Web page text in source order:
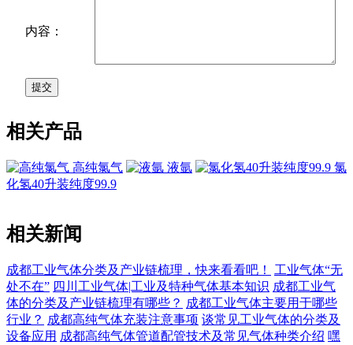
内容：
相关产品
高纯氯气 液氩
氯
化氢40升装纯度99.9
相关新闻
成都工业气体分类及产业链梳理，快来看看吧！
工业气体“无
处不在” 四川工业气体|工业及特种气体基本知识 成都工业气
体的分类及产业链梳理有哪些？ 成都工业气体主要用于哪些
行业？ 成都高纯气体充装注意事项 谈常见工业气体的分类及
设备应用 成都高纯气体管道配管技术及常见气体种类介绍 嘿